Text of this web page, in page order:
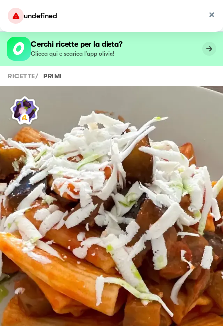
undefined
Cerchi ricette per la dieta?
Clicca qui e scarica l’app olivia!
RICETTE/ PRIMI